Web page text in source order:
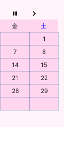
金
土
1
7
8
14
15
21
22
28
29